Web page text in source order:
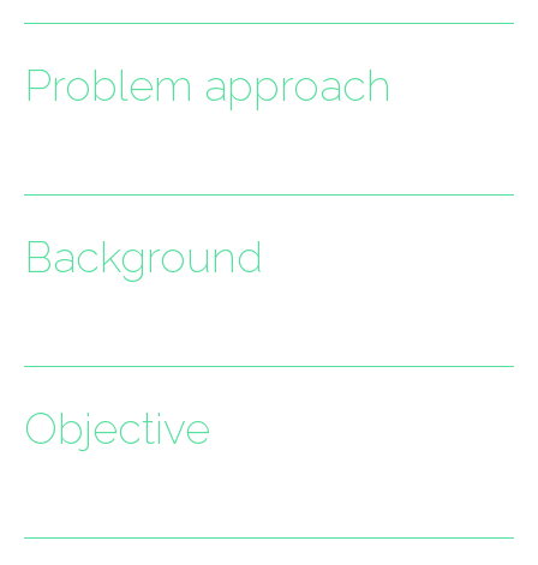
Problem approach
Background
Objective